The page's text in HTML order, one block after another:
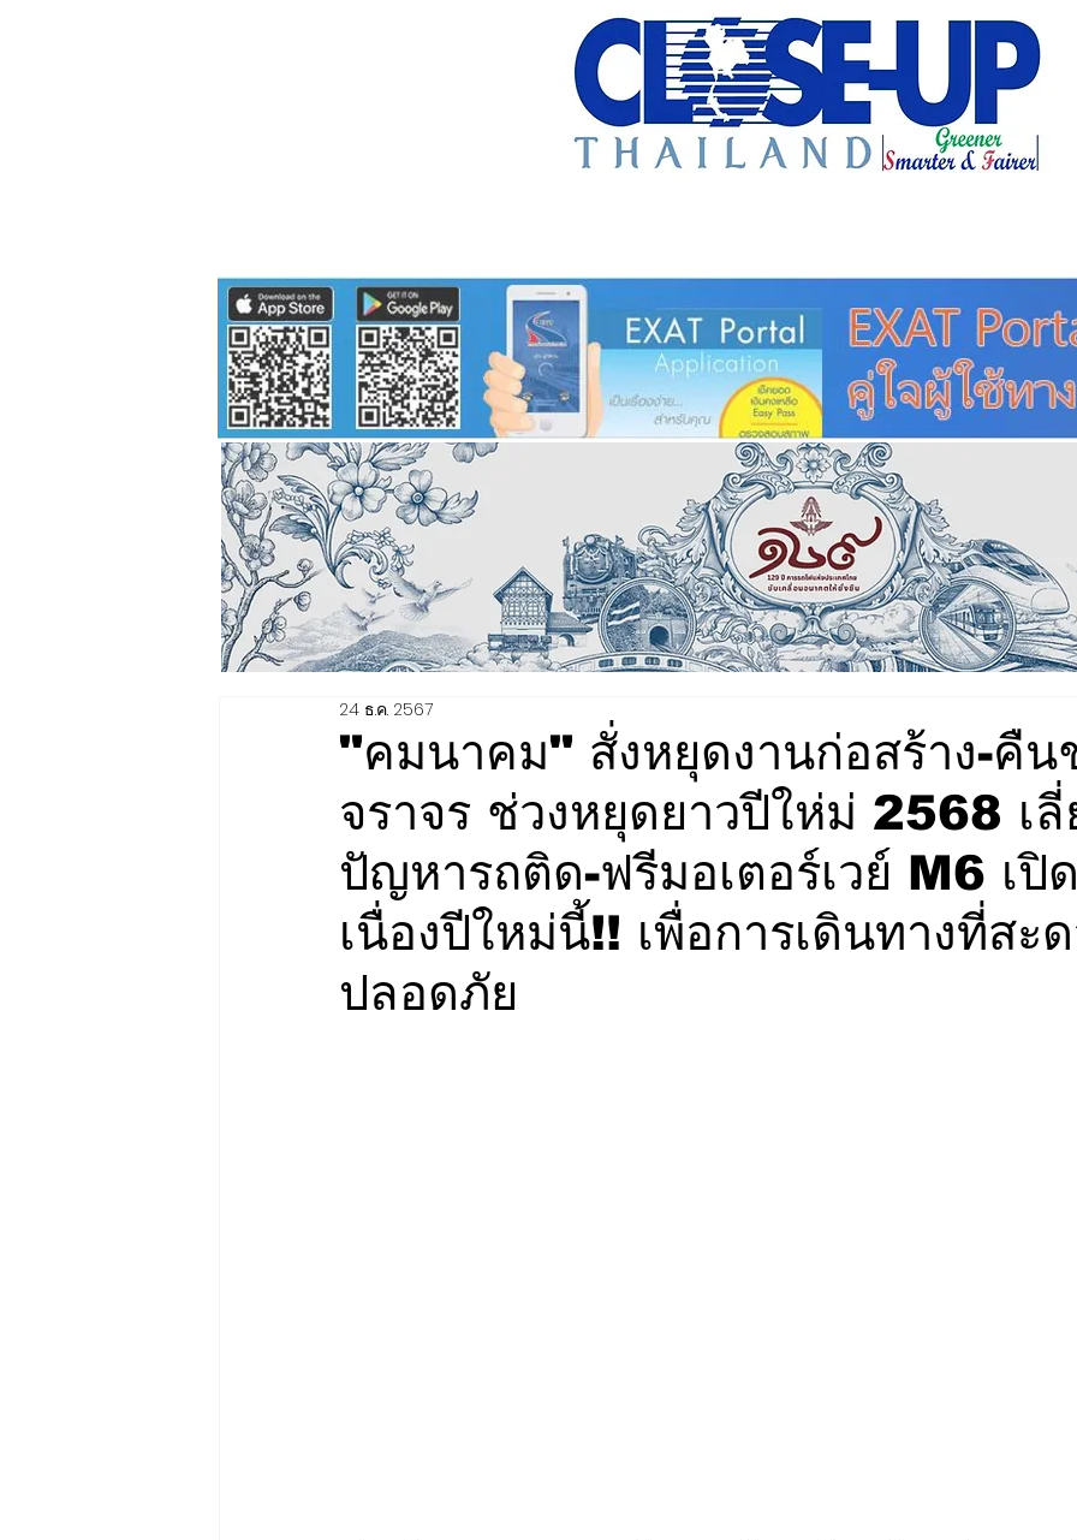
"คมนาคม" สั่งหยุดงานก่อสร้าง-คืน
จราจร ช่วงหยุดยาวปีให่ม่ 2568 เลี่
ปัญหารถติด-ฟรีมอเตอร์เวย์ M6 เปิ
เนื่องปีใหม่นี้!! เพื่อการเดินทางที่สะ
ปลอดภัย
24 ธ.ค. 2567